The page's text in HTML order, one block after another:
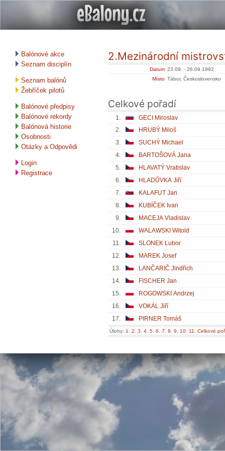
Balónové akce
Seznam disciplín
Seznam balónů
Žebříček pilotů
Balónové předpisy
Balónové rekordy
Balónová historie
Osobnosti
Otázky a Odpovědi
Login
Registrace
2.Mezinárodní
Datum 23.09. - 26.09.1992
Místo Tábor, Československo
Celkové pořadí
1.
GECI Miroslav
2.
HRUBÝ Miloš
3.
SUCHÝ Michael
4.
BARTOŠOVÁ Jana
5.
HLAVATÝ Vratislav
6.
HLADŮVKA Jiří
7.
KALAFUT Jan
8.
KUBÍČEK Ivan
9.
MACEJA Vladislav
10.
WALAWSKI Witold
11.
SLONEK Lubor
12.
MAREK Josef
13.
LANČARIČ Jindřich
14.
FISCHER Jan
15.
ROGOWSKI Andrzej
16.
VOKÁL Jiří
17.
PIRNER Tomáš
Úlohy: 1. 2. 3. 4. 5. 6. 7. 8. 9. 10. 11. Celkové